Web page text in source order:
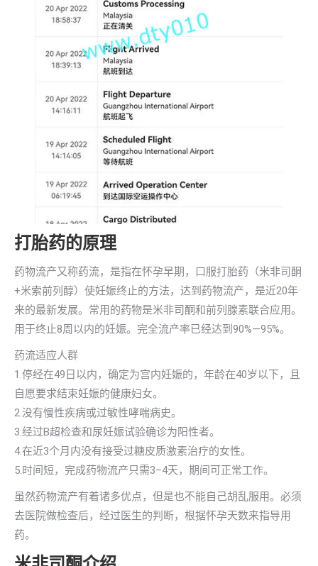
打胎药的原理
药物流产又称药流，是指在怀孕早期，口服打胎药（米非司酮
+米索前列醇）使妊娠终止的方法，达到药物流产，是近20年
来的最新发展。常用的药物是米非司酮和前列腺素联合应用。
用于终止8周以内的妊娠。完全流产率已经达到90%—95%。
药流适应人群
1.停经在49日以内，确定为宫内妊娠的，年龄在40岁以下，且
自愿要求结束妊娠的健康妇女。
2.没有慢性疾病或过敏性哮喘病史。
3.经过B超检查和尿妊娠试验确诊为阳性者。
4.在近3个月内没有接受过糖皮质激素治疗的女性。
5.时间短，完成药物流产只需3–4天，期间可正常工作。
虽然药物流产有着诸多优点，但是也不能自己胡乱服用。必须
去医院做检查后，经过医生的判断，根据怀孕天数来指导用
药。